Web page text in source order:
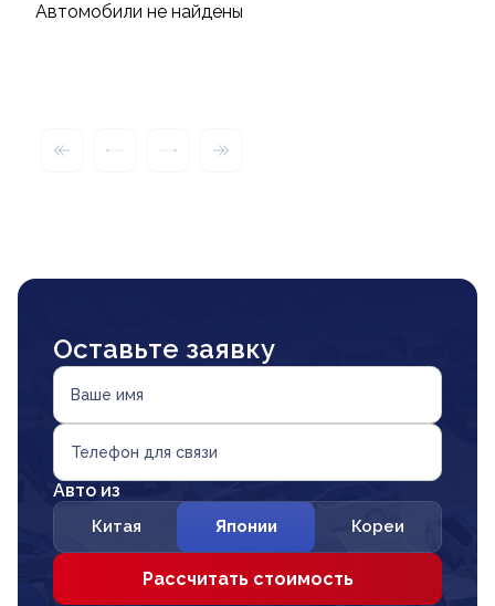
Автомобили не найдены
Оставьте заявку
Ваше имя
Телефон для связи
Авто из
Китая Японии Кореи
Рассчитать стоимость